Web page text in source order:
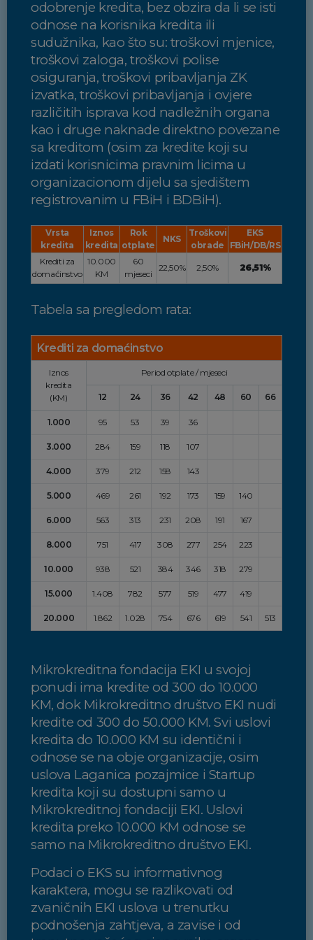
odobrenje kredita, bez obzira da li se isti
odnose na korisnika kredita ili
sudužnika, kao što su: troškovi mjenice,
troškovi zaloga, troškovi polise
osiguranja, troškovi pribavljanja ZK
izvatka, troškovi pribavljanja i ovjere
različitih isprava kod nadležnih organa
kao i druge naknade direktno povezane
sa kreditom (osim za kredite koji su
izdati korisnicima pravnim licima u
organizacionom dijelu sa sjedištem
registrovanim u FBiH i BDBiH).
Vrsta
kredita
Iznos
kredita
Rok
otplate
NKS
Troškovi
obrade
EKS
FBiH/DB/RS
Krediti za
domaćinstvo
10.000
KM
60
mjeseci
22,50% 2,50% 26,51%
Tabela sa pregledom rata:
Krediti za domaćinstvo
Iznos
kredita
(KM)
Period otplate / mjeseci
12 24 36 42 48 60 66
1.000 95 53 39 36
3.000 284 159 118 107
4.000 379 212 158 143
5.000 469 261 192 173 159 140
6.000 563 313 231 208 191 167
8.000 751 417 308 277 254 223
10.000 938 521 384 346 318 279
15.000 1.408 782 577 519 477 419
20.000 1.862 1.028 754 676 619 541 513
Mikrokreditna fondacija EKI u svojoj
ponudi ima kredite od 300 do 10.000
KM, dok Mikrokreditno društvo EKI nudi
kredite od 300 do 50.000 KM. Svi uslovi
kredita do 10.000 KM su identični i
odnose se na obje organizacije, osim
uslova Laganica pozajmice i Startup
kredita koji su dostupni samo u
Mikrokreditnoj fondaciji EKI. Uslovi
kredita preko 10.000 KM odnose se
samo na Mikrokreditno društvo EKI.
Podaci o EKS su informativnog
karaktera, mogu se razlikovati od
zvaničnih EKI uslova u trenutku
podnošenja zahtjeva, a zavise i od